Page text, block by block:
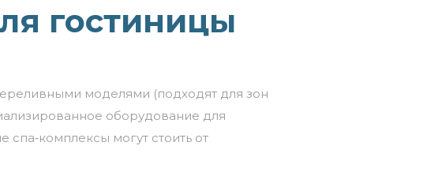
гостиницы
моделями (подходят для зон
оборудование для
спа‑комплексы могут стоить от